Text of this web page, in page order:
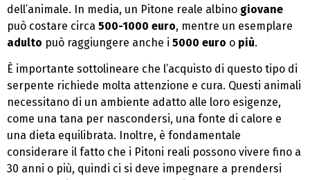
dell’animale. In media, un Pitone reale albino giovane
può costare circa 500-1000 euro, mentre un esemplare
adulto può raggiungere anche i 5000 euro o più.
È importante sottolineare che l’acquisto di questo tipo di
serpente richiede molta attenzione e cura. Questi animali
necessitano di un ambiente adatto alle loro esigenze,
come una tana per nascondersi, una fonte di calore e
una dieta equilibrata. Inoltre, è fondamentale
considerare il fatto che i Pitoni reali possono vivere fino a
30 anni o più, quindi ci si deve impegnare a prendersi